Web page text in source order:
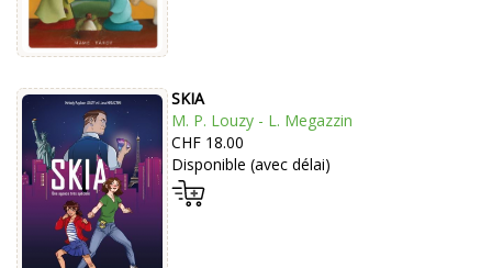
SKIA
M. P. Louzy - L. Megazzin
CHF 18.00
Disponible (avec délai)